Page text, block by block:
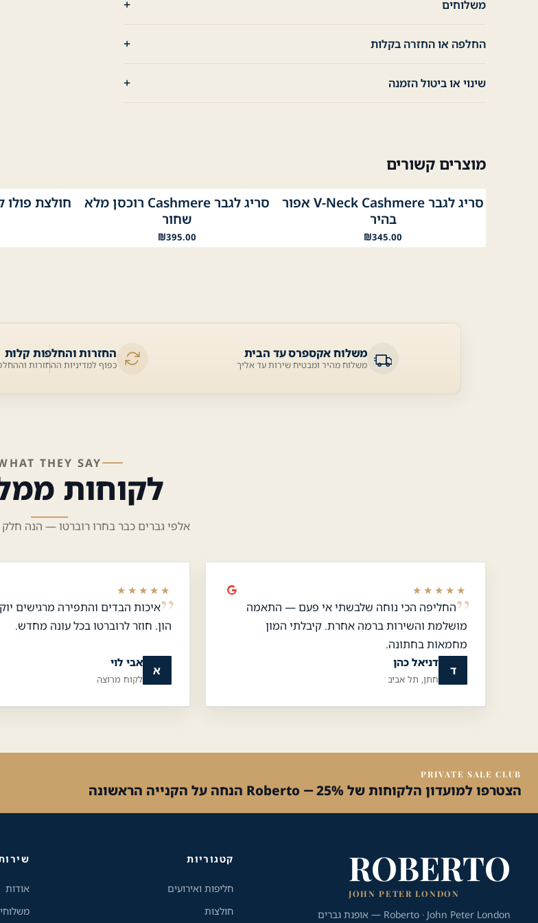
משלוחים
החלפה או החזרה בקלות
שינוי או ביטול הזמנה
מוצרים קשורים
אפור בהיר
אפור כהה
נייבי בורדושחוראפור
סריג לגבר V-Neck Cashmere אפור
בהיר
₪345.00
שחורנייבי
סריג לגבר Cashmere רוכסן מלא
שחור
₪395.00
נייבי לבן
חולצת פולו
משלוח אקספרס עד הבית
משלוח מהיר ומבטיח שירות עד אליך
החזרות והחלפות קלות
כפוף למדיניות ההחזרות
THEY SAY
לקוחות
אלפי גברים כבר בחרו רוברטו — הנה
★★★★★
החליפה הכי נוחה שלבשתי אי פעם — התאמה
מושלמת והשירות ברמה אחרת. קיבלתי המון
מחמאות בחתונה.
ד
דניאל כהן
חתן, תל אביב
★★★★★
איכות הבדים והתפירה מרגישים
הון. חוזר לרוברטו בכל עונה מחדש.
א
אבי לוי
לקוח מרוצה
PRIVATE SALE CLUB
הצטרפו למועדון הלקוחות של Roberto — 25% הנחה על הקנייה הראשונה
ROBERTO
JOHN PETER LONDON
Roberto · John Peter London — אופנת גברים
קטגוריות
חליפות ואירועים
חולצות
אודות